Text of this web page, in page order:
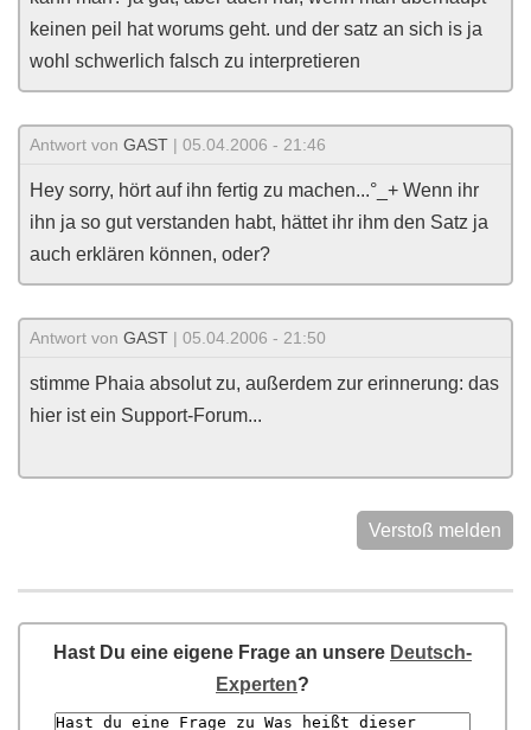
keinen peil hat worums geht. und der satz an sich is ja
wohl schwerlich falsch zu interpretieren
Antwort von GAST | 05.04.2006 - 21:46
Hey sorry, hört auf ihn fertig zu machen...°_+ Wenn ihr
ihn ja so gut verstanden habt, hättet ihr ihm den Satz ja
auch erklären können, oder?
Antwort von GAST | 05.04.2006 - 21:50
stimme Phaia absolut zu, außerdem zur erinnerung: das
hier ist ein Support-Forum...
Verstoß melden
Hast Du eine eigene Frage an unsere Deutsch-
Experten?